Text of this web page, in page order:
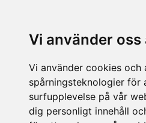
Vi använder
Vi använder cookies och
spårningsteknologier
surfupplevelse på vår
dig personligt innehåll